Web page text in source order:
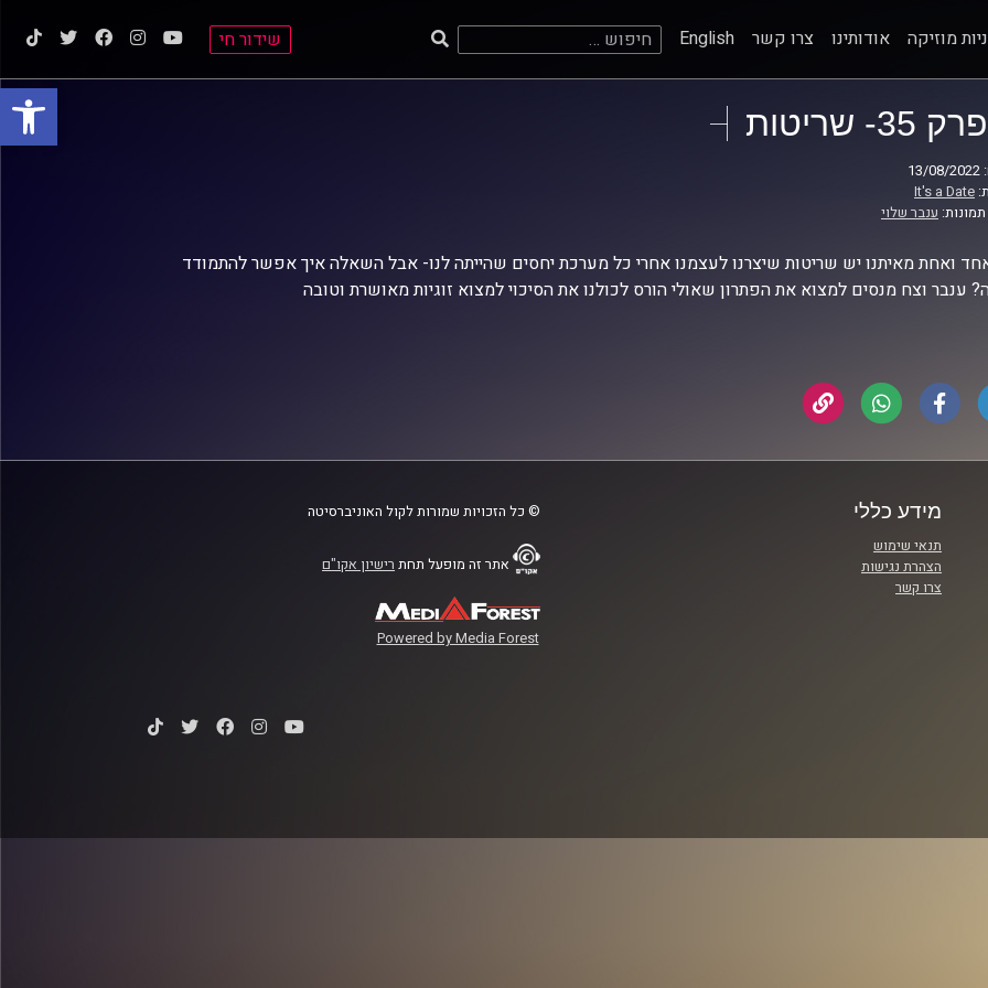
פתח
מוזיקה אודותינו צרו קשר English חיפוש: שידור חי
פרק 35- שריטות
It's a Date
ענבר שלוי
ואחת מאיתנו יש שריטות שיצרנו לעצמנו אחרי כל מערכת יחסים שהייתה לנו- אבל השאלה איך אפשר להתמודד
ענבר וצח מנסים למצוא את הפתרון שאולי הורס לכולנו את הסיכוי למצוא זוגיות מאושרת וטובה
מידע כללי
תנאי שימוש
הצהרת נגישות
צרו קשר
© כל הזכויות שמורות לקול האוניברסיטה
אתר זה מופעל תחת רישיון אקו"ם
Powered by Media Forest